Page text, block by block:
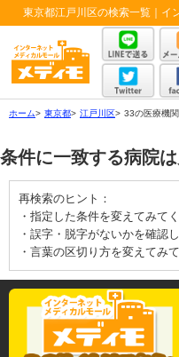
東京都江戸川区の検索一覧｜
ホーム> 東京都> 江戸川区> 33の医療機
条件に一致する病院
再検索のヒント：
・指定した条件を変えてみてく
・誤字・脱字がないかを確認
・言葉の区切り方を変えてみ